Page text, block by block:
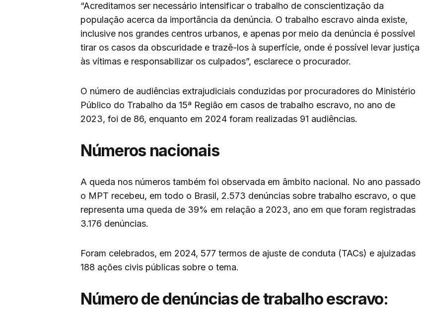
“Acreditamos ser necessário intensificar o trabalho de conscientização da
população acerca da importância da denúncia. O trabalho escravo ainda existe,
inclusive nos grandes centros urbanos, e apenas por meio da denúncia é possível
tirar os casos da obscuridade e trazê-los à superfície, onde é possível levar justiça
às vítimas e responsabilizar os culpados”, esclarece o procurador.
O número de audiências extrajudiciais conduzidas por procuradores do Ministério
Público do Trabalho da 15ª Região em casos de trabalho escravo, no ano de
2023, foi de 86, enquanto em 2024 foram realizadas 91 audiências.
Números nacionais
A queda nos números também foi observada em âmbito nacional. No ano passado
o MPT recebeu, em todo o Brasil, 2.573 denúncias sobre trabalho escravo, o que
representa uma queda de 39% em relação a 2023, ano em que foram registradas
3.176 denúncias.
Foram celebrados, em 2024, 577 termos de ajuste de conduta (TACs) e ajuizadas
188 ações civis públicas sobre o tema.
Número de denúncias de trabalho escravo: